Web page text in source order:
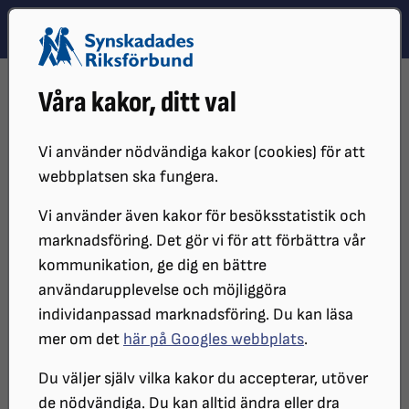
Våra kakor, ditt val
Vi använder nödvändiga kakor (cookies) för att
webbplatsen ska fungera.
Vi använder även kakor för besöksstatistik och
marknadsföring. Det gör vi för att förbättra vår
kommunikation, ge dig en bättre
användarupplevelse och möjliggöra
individanpassad marknadsföring. Du kan läsa
mer om det här på Googles webbplats.
Du väljer själv vilka kakor du accepterar, utöver
de nödvändiga. Du kan alltid ändra eller dra
Hoppa till innehåll
Hoppa till hitta snabbt
DISTRIKT
SRF VÄSTMANLAND
SRF VÄSTMANLANDS NYHETER
Program syntolkad kultur 2025
Syntolkat utbud av teater, arkiv, film,
konst och kulturarv i Västmanland
Programmet för syntolkad kultur i Västmanland
under nedanstående länk. Kopiera länken och klistra